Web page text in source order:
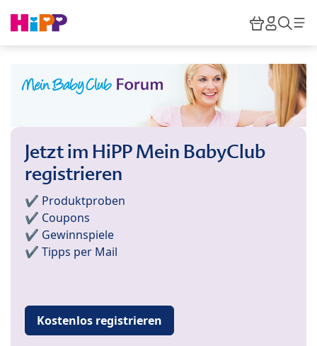
HiPP
Jetzt im HiPP Mein BabyClub
registrieren
✔️ Produktproben
✔️ Coupons
✔️ Gewinnspiele
✔️ Tipps per Mail
Kostenlos registrieren